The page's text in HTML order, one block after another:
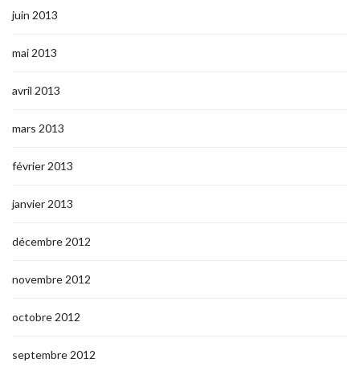
juin 2013
mai 2013
avril 2013
mars 2013
février 2013
janvier 2013
décembre 2012
novembre 2012
octobre 2012
septembre 2012